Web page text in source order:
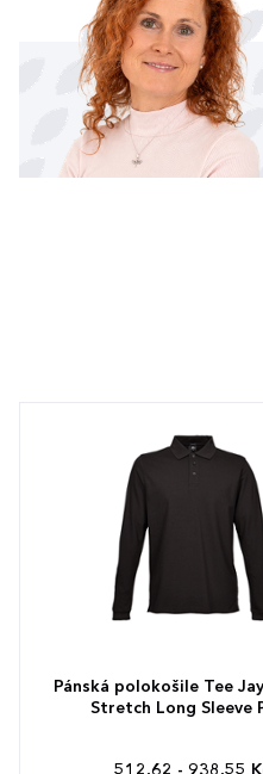
Pánská polokošile Tee
Stretch Long Sleeve
512,62 - 938,55